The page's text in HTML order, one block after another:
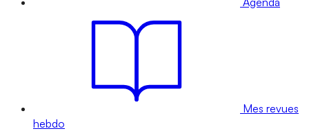
Mes revues
hebdo